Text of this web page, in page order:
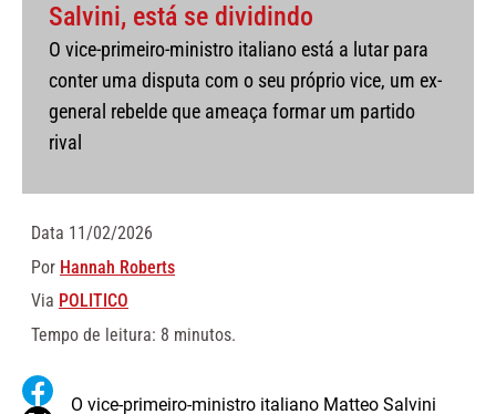
Salvini, está se dividindo
O vice-primeiro-ministro italiano está a lutar para
conter uma disputa com o seu próprio vice, um ex-
general rebelde que ameaça formar um partido
rival
Data 11/02/2026
Por Hannah Roberts
Via POLITICO
Tempo de leitura: 8 minutos.
O vice-primeiro-ministro italiano Matteo Salvini